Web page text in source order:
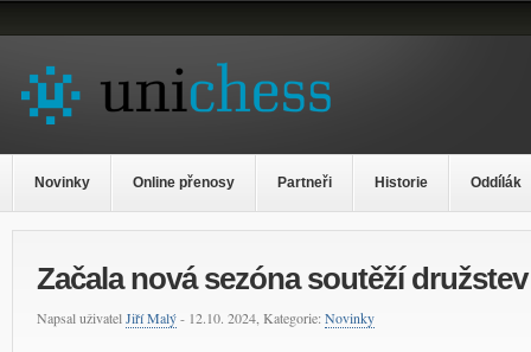
Novinky Online přenosy Partneři Historie Oddílák
Začala nová sezóna soutěží
Napsal uživatel Jiří Malý- 12.10. 2024, Kategorie: Novinky